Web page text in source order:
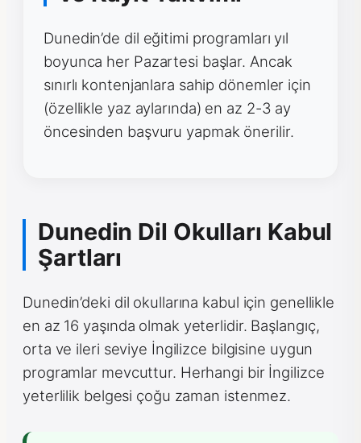
Dunedin’de dil eğitimi programları yıl
boyunca her Pazartesi başlar. Ancak
sınırlı kontenjanlara sahip dönemler için
(özellikle yaz aylarında) en az 2-3 ay
öncesinden başvuru yapmak önerilir.
Dunedin Dil Okulları Kabul
Şartları
Dunedin’deki dil okullarına kabul için genellikle
en az 16 yaşında olmak yeterlidir. Başlangıç,
orta ve ileri seviye İngilizce bilgisine uygun
programlar mevcuttur. Herhangi bir İngilizce
yeterlilik belgesi çoğu zaman istenmez.